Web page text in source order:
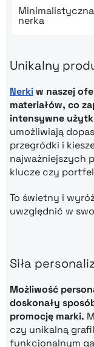
Minimalistyczna
nerka
Unikalny
Nerkiw naszej
materiałów, co
intensywne
umożliwiają
przegródki i
najważniejszych
klucze czy
To świetny i
uwzględnić w
Siła
Możliwość
doskonały
promocję marki.
czy unikalną
funkcjonalnym